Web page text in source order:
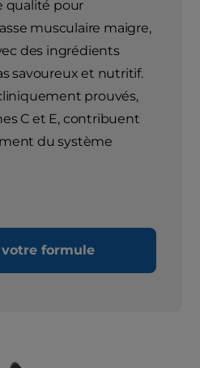
qualité pour
musculaire maigre,
des ingrédients
savoureux et nutritif.
prouvés,
C et E, contribuent
du système
formule